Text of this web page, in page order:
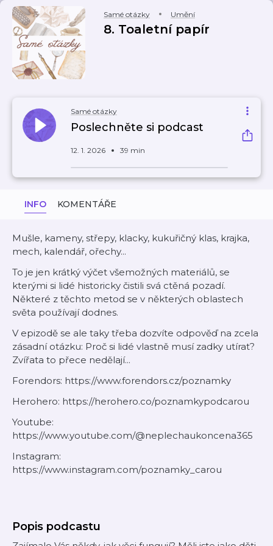
Samé otázky Umění
8. Toaletní papír
Samé otázky
Poslechněte si podcast
12. 1. 2026 39 min
INFO KOMENTÁŘE
Mušle, kameny, střepy, klacky, kukuřičný klas, krajka,
mech, kalendář, ořechy...
To je jen krátký výčet všemožných materiálů, se
kterými si lidé historicky čistili svá ctěná pozadí.
Některé z těchto metod se v některých oblastech
světa používají dodnes.
V epizodě se ale taky třeba dozvíte odpověď na zcela
zásadní otázku: Proč si lidé vlastně musí zadky utírat?
Zvířata to přece nedělají...
Forendors: https://www.forendors.cz/poznamky
Herohero: https://herohero.co/poznamkypodcarou
Youtube:
https://www.youtube.com/@neplechaukoncena365
Instagram:
https://www.instagram.com/poznamky_carou
Popis podcastu